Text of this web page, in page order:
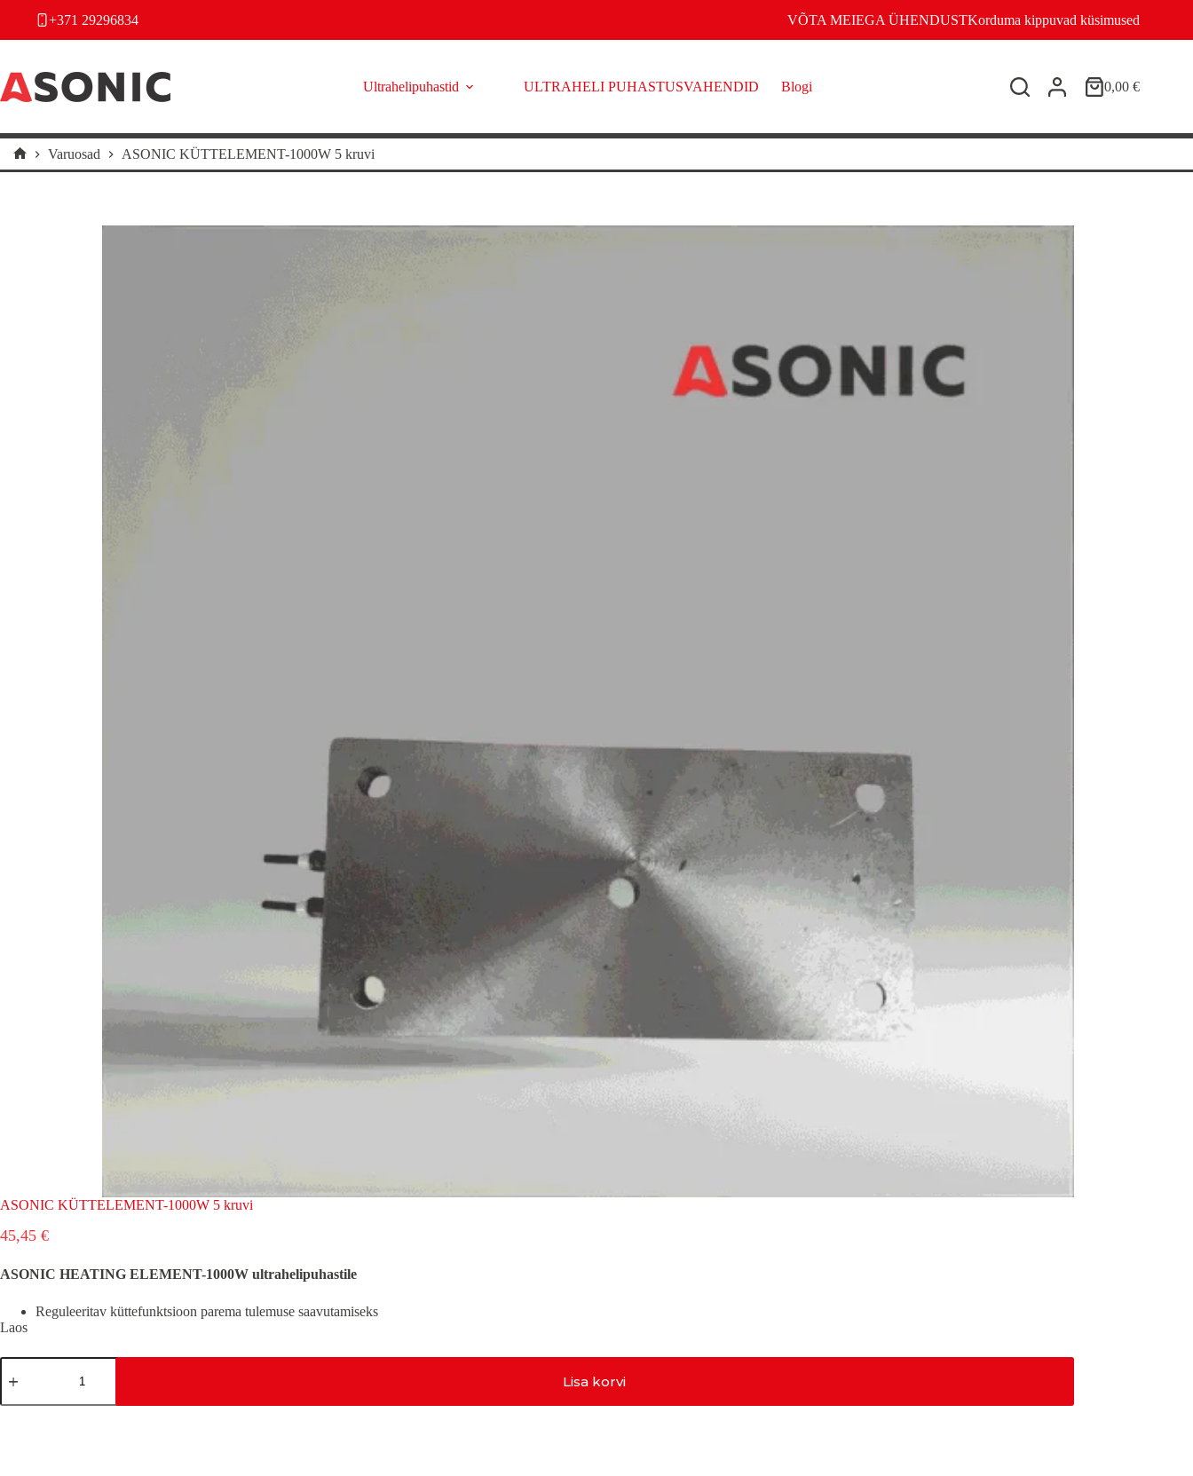
content
+371 29296834 VÕTA MEIEGA ÜHENDUSTKorduma kippuvad küsimused
Ultrahelipuhastid ULTRAHELI PUHASTUSVAHENDID Blogi
Shopping
0,00 €
Home
Varuosad ASONIC KÜTTELEMENT-1000W 5 kruvi
ASONIC KÜTTELEMENT-1000W 5 kruvi
45,45 €
ASONIC HEATING ELEMENT-1000W ultrahelipuhastile
Reguleeritav küttefunktsioon parema tulemuse saavutamiseks
Laos
ASONIC
KÜTTELEMENT-
5
Lisa korvi